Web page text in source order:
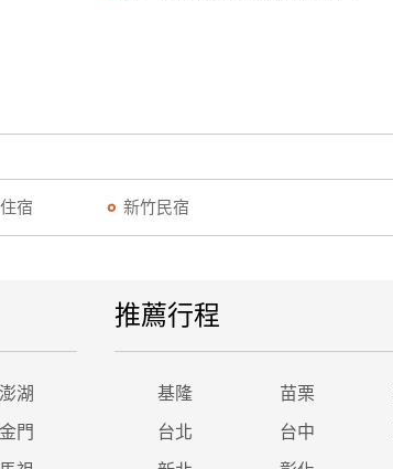
宿 新竹民宿
澎湖
金門
推薦行程
基隆 苗栗
台北 台中